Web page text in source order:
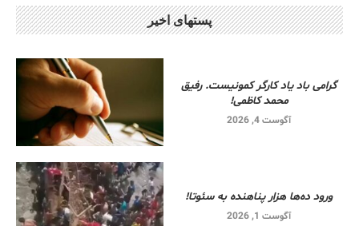
پستهای اخیر
گرامی باد یاد کارگر کمونیست. رفیق
محمد کاظمی!
آگوست 4, 2026
ورود ده‌ها هزار پناهنده به سئوتا!
آگوست 1, 2026